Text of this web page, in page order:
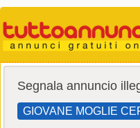
Segnala annuncio
GIOVANE MOGLIE